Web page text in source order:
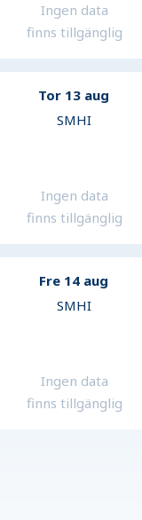
Ingen data
finns tillgänglig
Tor 13 aug
SMHI
Ingen data
finns tillgänglig
Fre 14 aug
SMHI
Ingen data
finns tillgänglig